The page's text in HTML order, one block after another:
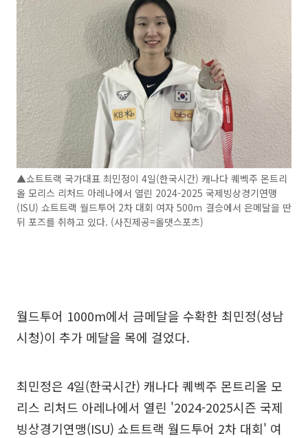
▲쇼트트랙 국가대표 최민정이 4일(한국시간) 캐나다 퀘벡주 몬트리
올 모리스 리처드 아레나에서 열린 2024-2025 국제빙상경기연맹
(ISU) 쇼트트랙 월드투어 2차 대회 여자 500ｍ 결승에서 은메달을 딴
뒤 포즈를 취하고 있다. (사진제공=올댓스포츠)
월드투어 1000m에서 금메달을 수확한 최민정(성남
시청)이 추가 메달을 목에 걸었다.
최민정은 4일(한국시간) 캐나다 퀘벡주 몬트리올 모
리스 리처드 아레나에서 열린 '2024-2025시즌 국제
빙상경기연맹(ISU) 쇼트트랙 월드투어 2차 대회' 여